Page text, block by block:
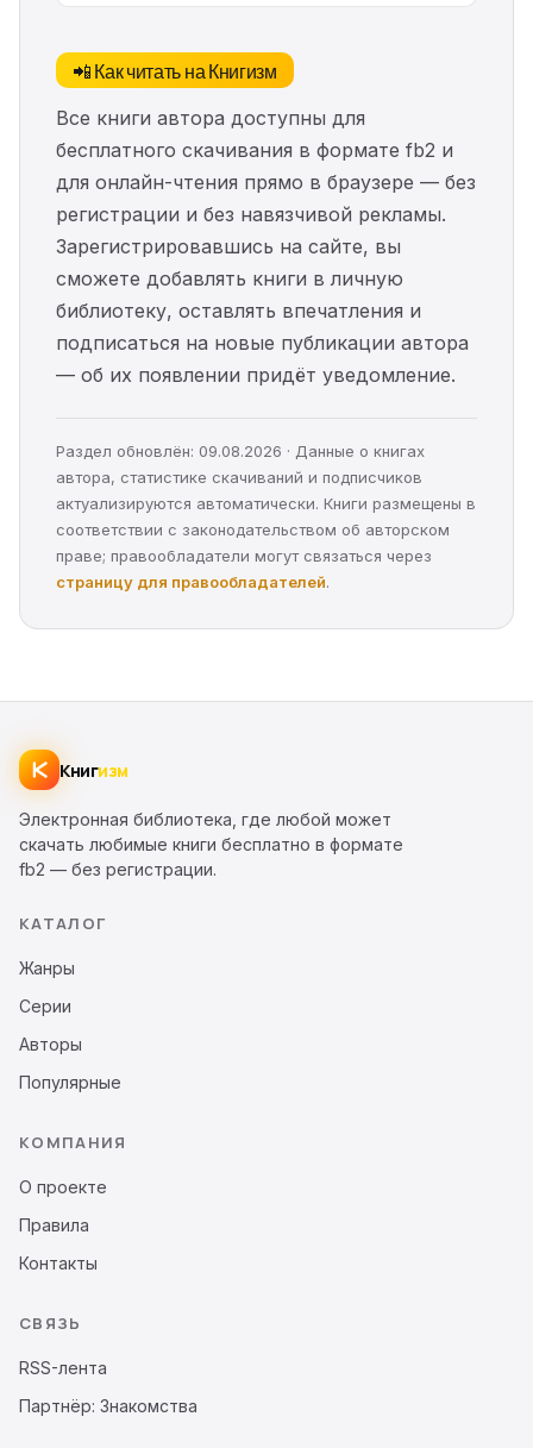
📲 Как читать на Книгизм
Все книги автора доступны для
бесплатного скачивания в формате fb2 и
для онлайн-чтения прямо в браузере — без
регистрации и без навязчивой рекламы.
Зарегистрировавшись на сайте, вы
сможете добавлять книги в личную
библиотеку, оставлять впечатления и
подписаться на новые публикации автора
— об их появлении придёт уведомление.
Раздел обновлён: 09.08.2026 · Данные о книгах
автора, статистике скачиваний и подписчиков
актуализируются автоматически. Книги размещены в
соответствии с законодательством об авторском
праве; правообладатели могут связаться через
страницу для правообладателей.
Книгизм
Электронная библиотека, где любой может
скачать любимые книги бесплатно в формате
fb2 — без регистрации.
КАТАЛОГ
Жанры
Серии
Авторы
Популярные
КОМПАНИЯ
О проекте
Правила
Контакты
СВЯЗЬ
RSS-лента
Партнёр: Знакомства